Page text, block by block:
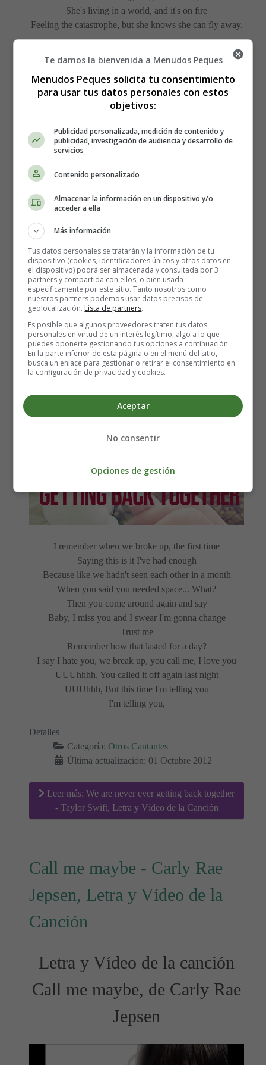
She's living in a world, and it's on fire
Feeling the catastrophe, but she knows she can fly away.
Última actualización: 13 Noviembre 2012
Leer más: Girl on fire - Alicia Keys, Letra y Vídeo
de la Canción
We are never ever getting
back together - Taylor Swift,
Letra y Vídeo de la Canción
Letra y Vídeo de la canción
We are never ever getting
back together, de Taylor Swift
I remember when we broke up, the first time
Saying this is it I've had enough
Because like we hadn't seen each other in a month
When you said you needed space... What?
Then you come around again and say
Baby, I miss you and I swear I'm gonna change
Trust me
Remember how that lasted for a day?
I say I hate you, we break up, you call me, I love you
UUUhhhh, You called it off again last night
UUUhhh, But this time I'm telling you
I'm telling you,
Detalles
Categoría: Otros Cantantes
Última actualización: 01 Octubre 2012
Leer más: We are never ever getting back together
- Taylor Swift, Letra y Vídeo de la Canción
Call me maybe - Carly Rae
Jepsen, Letra y Vídeo de la
Canción
Letra y Vídeo de la canción
Call me maybe, de Carly Rae
Jepsen
Te damos la bienvenida a Menudos Peques
Menudos Peques solicita tu consentimiento
para usar tus datos personales con estos
objetivos:
Publicidad personalizada, medición de contenido y
publicidad, investigación de audiencia y desarrollo de
servicios
Contenido personalizado
Almacenar la información en un dispositivo y/o
acceder a ella
Más información
Tus datos personales se tratarán y la información de tu
dispositivo (cookies, identificadores únicos y otros datos en
el dispositivo) podrá ser almacenada y consultada por 3
partners y compartida con ellos, o bien usada
específicamente por este sitio. Tanto nosotros como
nuestros partners podemos usar datos precisos de
geolocalización. Lista de partners.
Es posible que algunos proveedores traten tus datos
personales en virtud de un interés legítimo, algo a lo que
puedes oponerte gestionando tus opciones a continuación.
En la parte inferior de esta página o en el menú del sitio,
busca un enlace para gestionar o retirar el consentimiento en
la configuración de privacidad y cookies.
Aceptar
No consentir
Opciones de gestión